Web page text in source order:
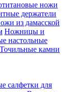
ножи
держатели
из дамасской
Ножницы и
настольные
Точильные камни
салфетки для